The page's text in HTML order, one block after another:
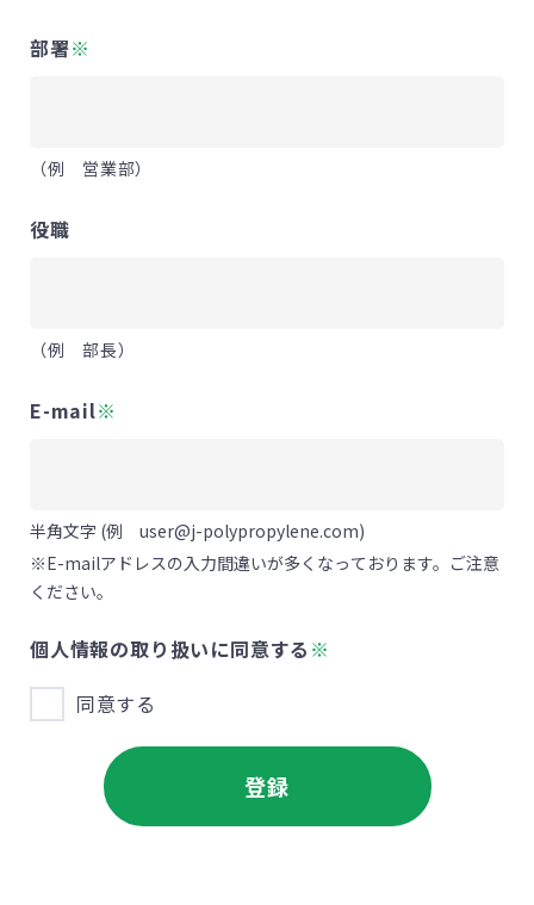
部署※
（例 営業部）
役職
（例 部長）
E-mail※
半角文字 (例 user@j-polypropylene.com)
※E-mailアドレスの入力間違いが多くなっております。ご注意
ください。
個人情報の取り扱いに同意する ※
同意する